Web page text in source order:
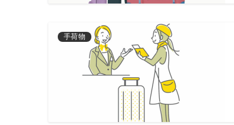
手荷物